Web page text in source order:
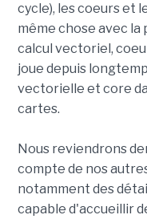
cycle), les coeurs et
même chose avec la
calcul vectoriel,
joue depuis
vectorielle et core
cartes.
Nous reviendrons
compte de nos
notamment des
capable d'accueillir